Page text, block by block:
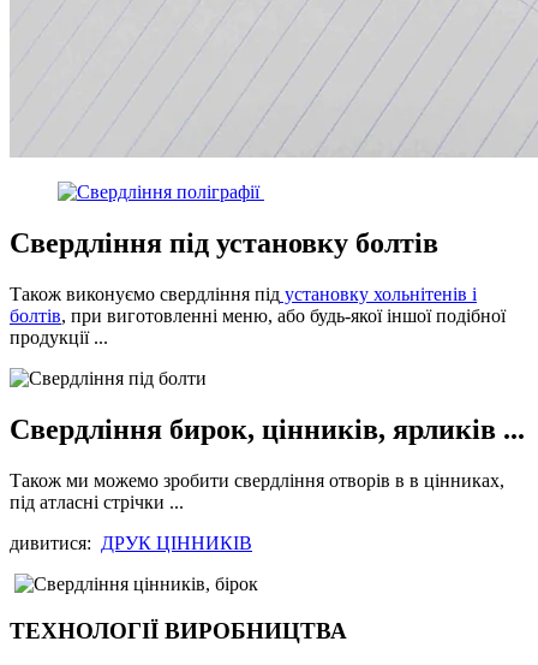
Свердління під установку болтів
Також виконуємо свердління під установку хольнітенів і
болтів, при виготовленні меню, або будь-якої іншої подібної
продукції ...
Свердління бирок, цінників, ярликів ...
Також ми можемо зробити свердління отворів в в цінниках,
під атласні стрічки ...
дивитися: ДРУК ЦІННИКІВ
ТЕХНОЛОГІЇ ВИРОБНИЦТВА